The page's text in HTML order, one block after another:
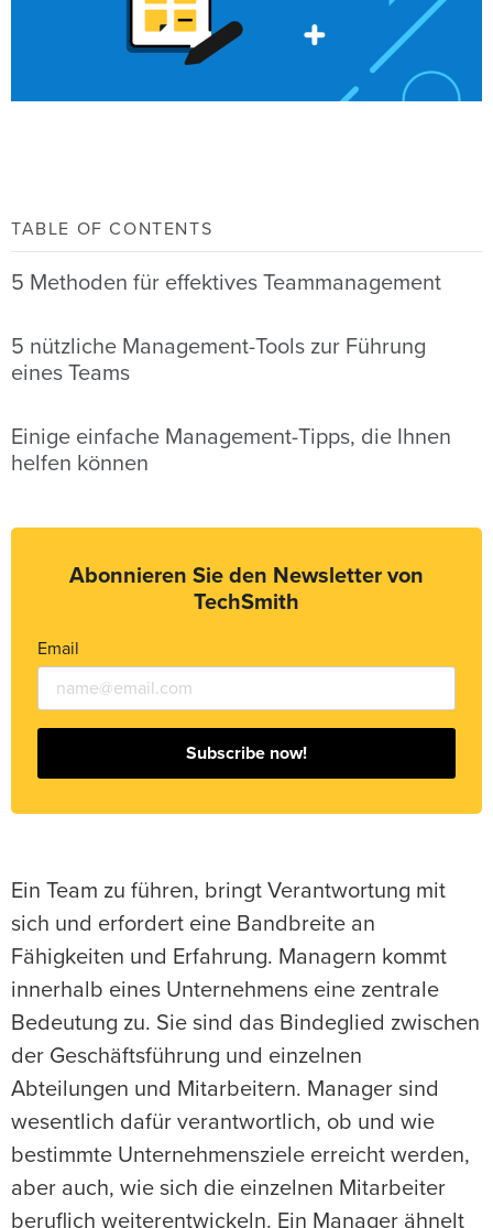
TABLE OF CONTENTS
5 Methoden für effektives Teammanagement
5 nützliche Management-Tools zur Führung
eines Teams
Einige einfache Management-Tipps, die Ihnen
helfen können
Abonnieren Sie den Newsletter von
TechSmith
Email
Subscribe now!
Ein Team zu führen, bringt Verantwortung mit
sich und erfordert eine Bandbreite an
Fähigkeiten und Erfahrung. Managern kommt
innerhalb eines Unternehmens eine zentrale
Bedeutung zu. Sie sind das Bindeglied zwischen
der Geschäftsführung und einzelnen
Abteilungen und Mitarbeitern. Manager sind
wesentlich dafür verantwortlich, ob und wie
bestimmte Unternehmensziele erreicht werden,
aber auch, wie sich die einzelnen Mitarbeiter
beruflich weiterentwickeln. Ein Manager ähnelt